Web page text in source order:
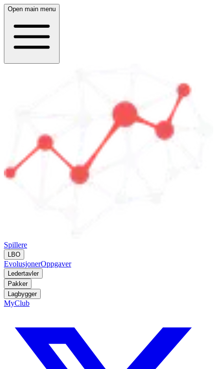
Open main menu
Spillere
LBO
EvolusjonerOppgaver
Ledertavler
Pakker
Lagbygger
MyClub